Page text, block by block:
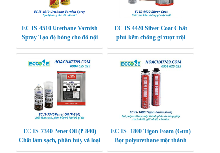
EC IS-4510 Urethane Varnish
Spray Tạo độ bóng cho đồ nội
EC IS 4420 Silver Coat Chất
phủ kẽm chống gỉ vượt trội
EC IS-7340 Penet Oil (P-840)
Chất làm sạch, phân hủy và loại
EC IS- 1800 Tigon Foam (Gun)
Bọt polyurethane một thành